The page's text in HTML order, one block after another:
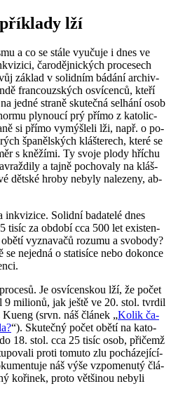
lží
a co se stále vy­u­ču­je i dnes ve
ča­ro­děj­nic­kých pro­ce­sech
zá­klad v so­lid­ním bá­dá­ní ar­chiv­
fran­couz­ských osví­ce­n­ců, kteří
jedné stra­ně sku­teč­ná se­lhá­ní osob
ply­nou­cí prý přímo z ka­to­lic­
si přímo vy­mýš­le­li lži, např. o po­
špa­něl­ských kláš­te­rech, které se
s kně­ží­mi. Ty svoje plody hří­chu
a tajně po­cho­va­ly na kláš­
dět­ské hroby ne­by­ly na­le­ze­ny, ab­
inkvi­zi­ce. So­lid­ní ba­da­te­lé dnes
tisíc za ob­do­bí cca 500 let exis­ten­
vy­zna­va­čů ro­zu­mu a svo­bo­dy?
ne­jed­ná o sta­ti­sí­ce nebo do­kon­ce
Je osví­cen­skou lží, že počet
9 mi­li­o­nů, jak ještě ve 20. stol. tvr­dil
(srvn. náš člá­nek „Kolik ča­
“). Sku­teč­ný počet obětí na ka­to­
18. stol. cca 25 tisíc osob, při­čemž
proti to­mu­to zlu po­chá­ze­jí­cí­
náš výše vzpo­me­nu­tý člá­
koři­nek, proto vět­ši­nou ne­by­li